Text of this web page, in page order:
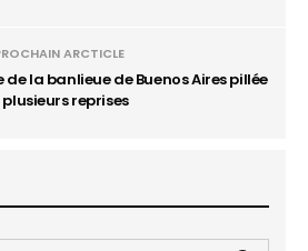
ARCTICLE
de la banlieue de Buenos Aires pillée
reprises